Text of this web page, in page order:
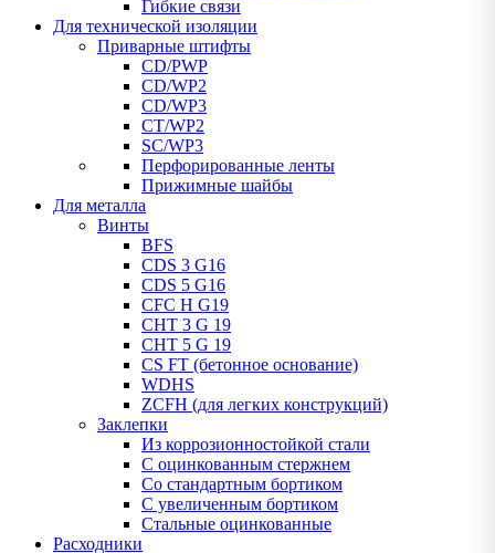
Гибкие связи
Для технической изоляции
Приварные штифты
CD/PWP
CD/WP2
CD/WP3
CT/WP2
SC/WP3
Перфорированные ленты
Прижимные шайбы
Для металла
Винты
BFS
CDS 3 G16
CDS 5 G16
CFC H G19
CHT 3 G 19
CHT 5 G 19
CS FT (бетонное основание)
WDHS
ZCFH (для легких конструкций)
Заклепки
Из коррозионностойкой стали
С оцинкованным стержнем
Со стандартным бортиком
С увеличенным бортиком
Стальные оцинкованные
Расходники